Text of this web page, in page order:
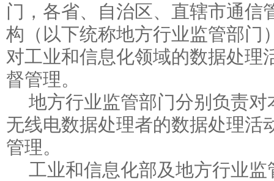
门，各省、自治区、直辖市通信
构（以下统称地方行业监管部门
对工业和信息化领域的数据处理
督管理。
地方行业监管部门分别负责
无线电数据处理者的数据处理活
管理。
工业和信息化部及地方行业